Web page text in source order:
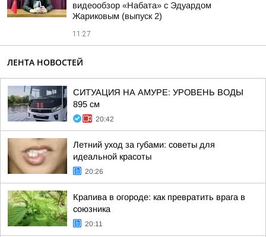
видеообзор «Набата» с Эдуардом
Жариковым (выпуск 2)
11:27
ЛЕНТА НОВОСТЕЙ
СИТУАЦИЯ НА АМУРЕ: УРОВЕНЬ ВОДЫ
895 см
20:42
Летний уход за губами: советы для
идеальной красоты
20:26
Крапива в огороде: как превратить врага в
союзника
20:11